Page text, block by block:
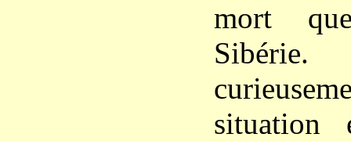
mort
situation